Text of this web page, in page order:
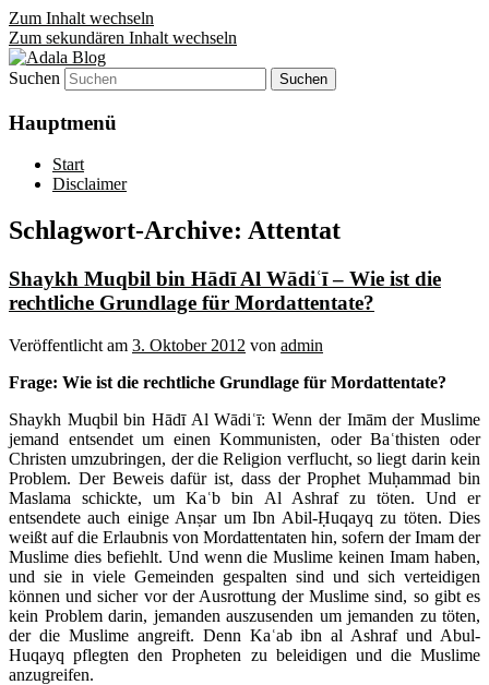
Zum Inhalt wechseln
Zum sekundären Inhalt wechseln
Adala Blog
Denn die Gerechtigkeit ist die Grundlage
von allem!
Suchen
Hauptmenü
Start
Disclaimer
Schlagwort-Archive: Attentat
Shaykh Muqbil bin Hādī Al Wādiʿī – Wie ist die
rechtliche Grundlage für Mordattentate?
Veröffentlicht am 3. Oktober 2012 von admin
Frage: Wie ist die rechtliche Grundlage für Mordattentate?
Shaykh Muqbil bin Hādī Al Wādiʿī: Wenn der Imām der Muslime
jemand entsendet um einen Kommunisten, oder Baʿthisten oder
Christen umzubringen, der die Religion verflucht, so liegt darin kein
Problem. Der Beweis dafür ist, dass der Prophet Muḥammad bin
Maslama schickte, um Kaʿb bin Al Ashraf zu töten. Und er
entsendete auch einige Anṣar um Ibn Abil-Ḥuqayq zu töten. Dies
weißt auf die Erlaubnis von Mordattentaten hin, sofern der Imam der
Muslime dies befiehlt. Und wenn die Muslime keinen Imam haben,
und sie in viele Gemeinden gespalten sind und sich verteidigen
können und sicher vor der Ausrottung der Muslime sind, so gibt es
kein Problem darin, jemanden auszusenden um jemanden zu töten,
der die Muslime angreift. Denn Kaʿab ibn al Ashraf und Abul-
Huqayq pflegten den Propheten zu beleidigen und die Muslime
anzugreifen.